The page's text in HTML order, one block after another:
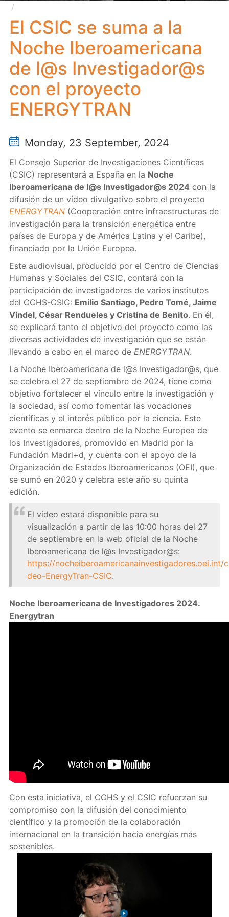
Investigador@s con el proyecto ENERGYTRAN
El CSIC se suma a la
Noche Iberoamericana
de l@s Investigador@s
con el proyecto
ENERGYTRAN
Monday, 23 September, 2024
El Consejo Superior de Investigaciones Científicas
(CSIC) representará a España en la Noche
Iberoamericana de l@s Investigador@s 2024 con la
difusión de un vídeo divulgativo sobre el proyecto
ENERGYTRAN (Cooperación entre infraestructuras de
investigación para la transición energética entre
países de Europa y de América Latina y el Caribe),
financiado por la Unión Europea.
Este audiovisual, producido por el Centro de Ciencias
Humanas y Sociales del CSIC, contará con la
participación de investigadores de varios institutos
del CCHS-CSIC: Emilio Santiago, Pedro Tomé, Jaime
Vindel, César Rendueles y Cristina de Benito. En él,
se explicará tanto el objetivo del proyecto como las
diversas actividades de investigación que se están
llevando a cabo en el marco de ENERGYTRAN.
La Noche Iberoamericana de l@s Investigador@s, que
se celebra el 27 de septiembre de 2024, tiene como
objetivo fortalecer el vínculo entre la investigación y
la sociedad, así como fomentar las vocaciones
científicas y el interés público por la ciencia. Este
evento se enmarca dentro de la Noche Europea de
los Investigadores, promovido en Madrid por la
Fundación Madri+d, y cuenta con el apoyo de la
Organización de Estados Iberoamericanos (OEI), que
se sumó en 2020 y celebra este año su quinta
edición.
El vídeo estará disponible para su
visualización a partir de las 10:00 horas del 27
de septiembre en la web oficial de la Noche
Iberoamericana de l@s Investigador@s:
https://nocheiberoamericanainvestigadores.oei.int/
deo-EnergyTran-CSIC.
Noche Iberoamericana de Investigadores 2024.
Energytran
Con esta iniciativa, el CCHS y el CSIC refuerzan su
compromiso con la difusión del conocimiento
científico y la promoción de la colaboración
internacional en la transición hacia energías más
sostenibles.